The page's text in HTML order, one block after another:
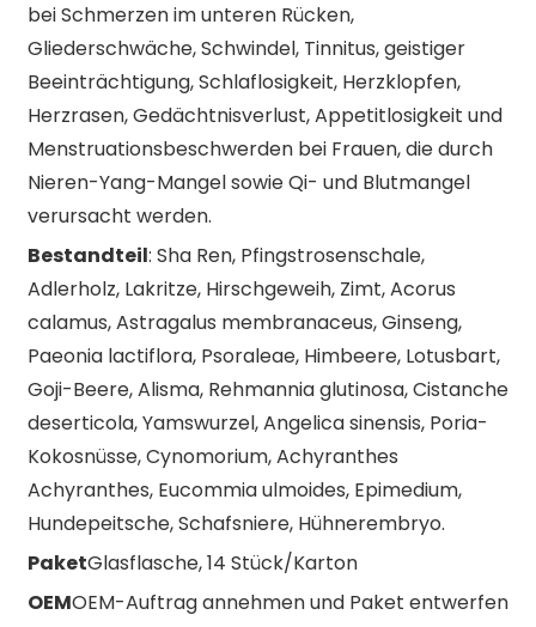
bei Schmerzen im unteren Rücken,
Gliederschwäche, Schwindel, Tinnitus, geistiger
Beeinträchtigung, Schlaflosigkeit, Herzklopfen,
Herzrasen, Gedächtnisverlust, Appetitlosigkeit und
Menstruationsbeschwerden bei Frauen, die durch
Nieren-Yang-Mangel sowie Qi- und Blutmangel
verursacht werden.
Bestandteil: Sha Ren, Pfingstrosenschale,
Adlerholz, Lakritze, Hirschgeweih, Zimt, Acorus
calamus, Astragalus membranaceus, Ginseng,
Paeonia lactiflora, Psoraleae, Himbeere, Lotusbart,
Goji-Beere, Alisma, Rehmannia glutinosa, Cistanche
deserticola, Yamswurzel, Angelica sinensis, Poria-
Kokosnüsse, Cynomorium, Achyranthes
Achyranthes, Eucommia ulmoides, Epimedium,
Hundepeitsche, Schafsniere, Hühnerembryo.
PaketGlasflasche, 14 Stück/Karton
OEMOEM-Auftrag annehmen und Paket entwerfen